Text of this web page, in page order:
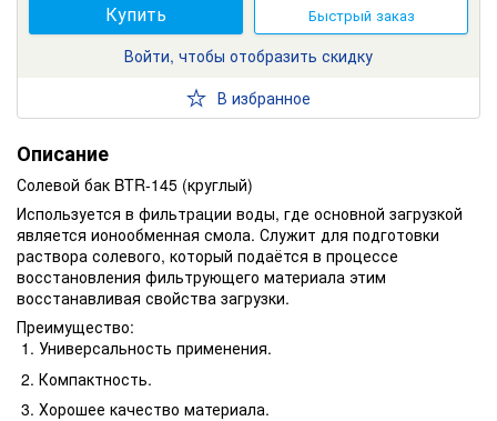
Купить Быстрый заказ
Войти, чтобы отобразить скидку
В избранное
Описание
Солевой бак BTR-145 (круглый)
Используется в фильтрации воды, где основной загрузкой
является ионообменная смола. Служит для подготовки
раствора солевого, который подаётся в процессе
восстановления фильтрующего материала этим
восстанавливая свойства загрузки.
Преимущество:
Универсальность применения.
Компактность.
Хорошее качество материала.